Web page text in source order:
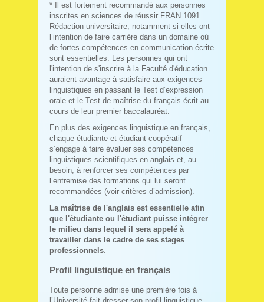
* Il est fortement recommandé aux personnes
inscrites en sciences de réussir FRAN 1091
Rédaction universitaire, notamment si elles ont
l’intention de faire carrière dans un domaine où
de fortes compétences en communication écrite
sont essentielles. Les personnes qui ont
l'intention de s'inscrire à la Faculté d'éducation
auraient avantage à satisfaire aux exigences
linguistiques en passant le Test d’expression
orale et le Test de maîtrise du français écrit au
cours de leur premier baccalauréat.
En plus des exigences linguistique en français,
chaque étudiante et étudiant coopératif
s’engage à faire évaluer ses compétences
linguistiques scientifiques en anglais et, au
besoin, à renforcer ses compétences par
l’entremise des formations qui lui seront
recommandées (voir critères d’admission).
La maîtrise de l'anglais est essentielle afin
que l'étudiante ou l'étudiant puisse intégrer
le milieu dans lequel il sera appelé à
travailler dans le cadre de ses stages
professionnels.
Profil linguistique en français
Toute personne admise une première fois à